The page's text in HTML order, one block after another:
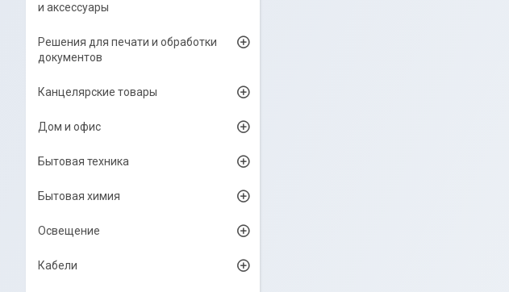
и аксессуары
Решения для печати и обработки
документов
Канцелярские товары
Дом и офис
Бытовая техника
Бытовая химия
Освещение
Кабели